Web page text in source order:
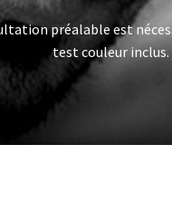
préalable est
test couleur inclus.